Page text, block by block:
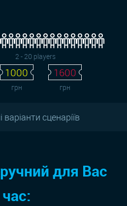
2 - 20 players
1000
грн
1600
грн
варіанти сценаріїв
для Вас
час: